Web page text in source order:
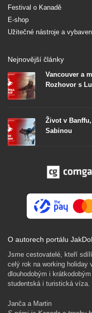
Festival o Kanadě
E-shop
Užitečné nástroje a
Nejnovější články
Vancouver a
Rozhovor s
Život v
Sabinou
O autorech portálu
Jsme cestovatelé, kteří
celý rok na working holiday
dlouhodobým i
studentská i turistická víza.
Janča a Martin